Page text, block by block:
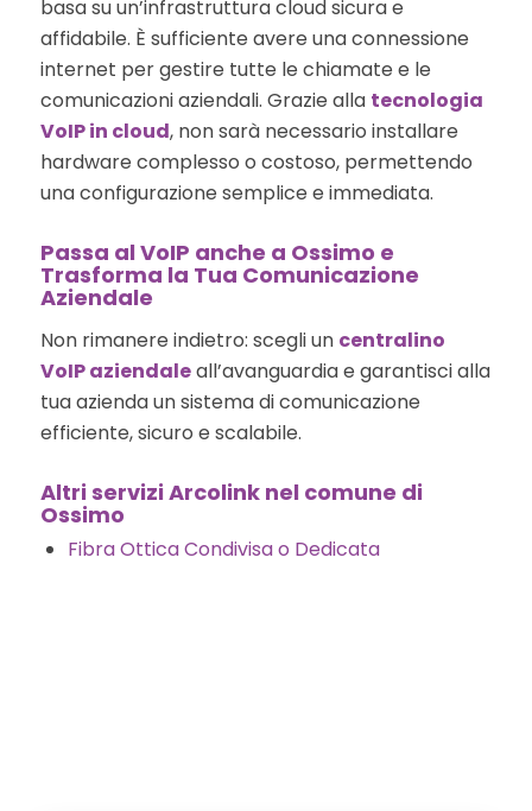
basa su un’infrastruttura cloud sicura e
affidabile. È sufficiente avere una connessione
internet per gestire tutte le chiamate e le
comunicazioni aziendali. Grazie alla tecnologia
VoIP in cloud, non sarà necessario installare
hardware complesso o costoso, permettendo
una configurazione semplice e immediata.
Passa al VoIP anche a Ossimo e
Trasforma la Tua Comunicazione
Aziendale
Non rimanere indietro: scegli un centralino
VoIP aziendaleall’avanguardia e garantisci alla
tua azienda un sistema di comunicazione
efficiente, sicuro e scalabile.
Altri servizi Arcolink nel comune di
Ossimo
Fibra Ottica Condivisa o Dedicata